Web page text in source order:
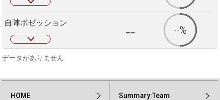
自陣ポゼッション -- --%
データがありません
HOME Summary:Team